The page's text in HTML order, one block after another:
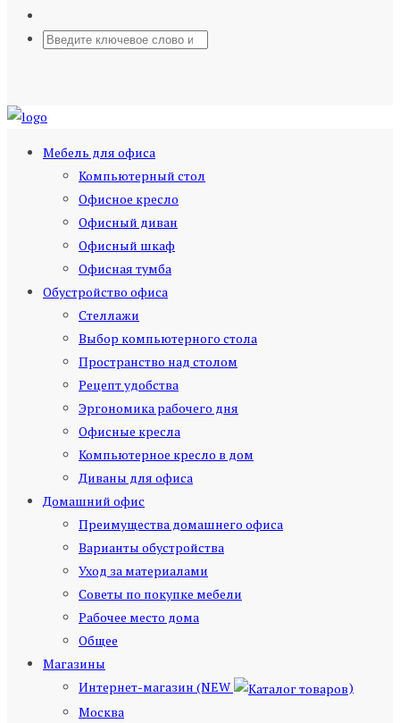
Мебель для офиса
Компьютерный стол
Офисное кресло
Офисный диван
Офисный шкаф
Офисная тумба
Обустройство офиса
Стеллажи
Выбор компьютерного стола
Пространство над столом
Рецепт удобства
Эргономика рабочего дня
Офисные кресла
Компьютерное кресло в дом
Диваны для офиса
Домашний офис
Преимущества домашнего офиса
Варианты обустройства
Уход за материалами
Советы по покупке мебели
Рабочее место дома
Общее
Магазины
Интернет-магазин (NEW
)
Москва